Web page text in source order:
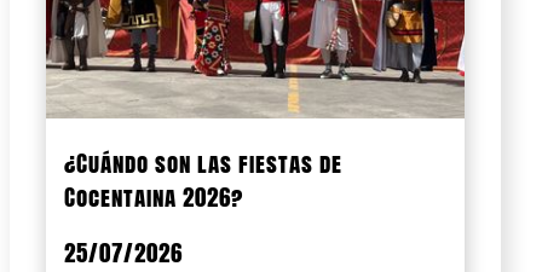
¿Cuándo son las fiestas de
Cocentaina 2026?
25/07/2026